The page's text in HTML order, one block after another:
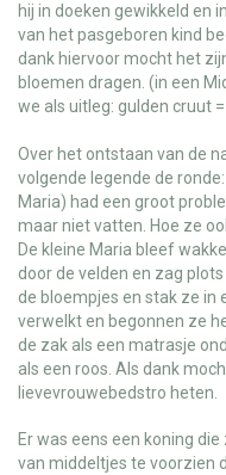
hij in doeken gewikkeld en
van het pasgeboren kind
dank hiervoor mocht het
bloemen dragen. (in een
we als uitleg: gulden cruut
Over het ontstaan van de
volgende legende de
Maria) had een groot
maar niet vatten. Hoe ze
De kleine Maria bleef
door de velden en zag
de bloempjes en stak ze in
verwelkt en begonnen ze
de zak als een matrasje
als een roos. Als dank
lievevrouwebedstro heten.
Er was eens een koning
van middeltjes te voorzien